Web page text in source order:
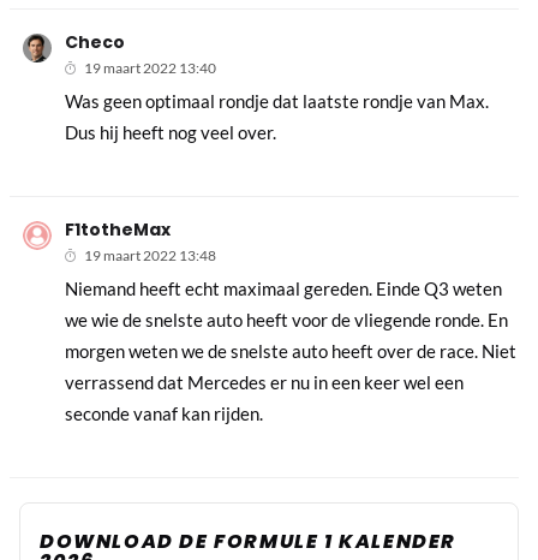
Checo
19 maart 2022 13:40
Was geen optimaal rondje dat laatste rondje van Max.
Dus hij heeft nog veel over.
F1totheMax
19 maart 2022 13:48
Niemand heeft echt maximaal gereden. Einde Q3 weten
we wie de snelste auto heeft voor de vliegende ronde. En
morgen weten we de snelste auto heeft over de race. Niet
verrassend dat Mercedes er nu in een keer wel een
seconde vanaf kan rijden.
DOWNLOAD DE FORMULE 1 KALENDER